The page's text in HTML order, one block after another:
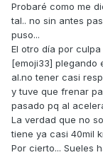
Probaré como me
tal.. no sin antes
puso...
El otro día por
[emoji33] plegando
al.no tener casi
y tuve que frenar
pasado pq al
La verdad que no
tiene ya casi 40mil
Por cierto... Sueles